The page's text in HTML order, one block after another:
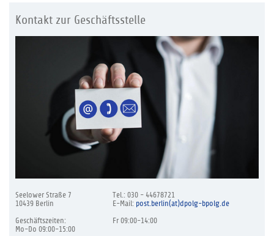
Kontakt zur Geschäftsstelle
Seelower Straße 7
10439 Berlin
Geschäftszeiten:
Mo-Do 09:00-15:00
Tel.: 030 - 44678721
E-Mail: post.berlin(at)dpolg-bpolg.de
Fr 09:00-14:00